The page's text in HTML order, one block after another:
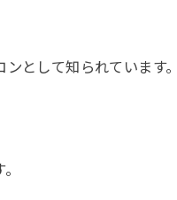
として知られています。